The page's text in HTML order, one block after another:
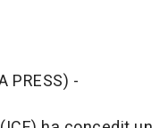
PRESS) -